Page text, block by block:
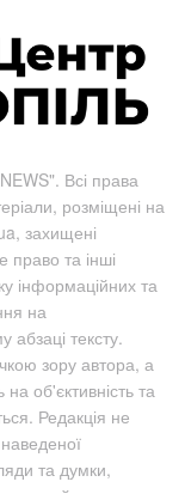
Всі права
розміщені на
захищені
право та інші
інформаційних та
на
тексту.
зору автора, а
об'єктивність та
Редакція не
та думки,